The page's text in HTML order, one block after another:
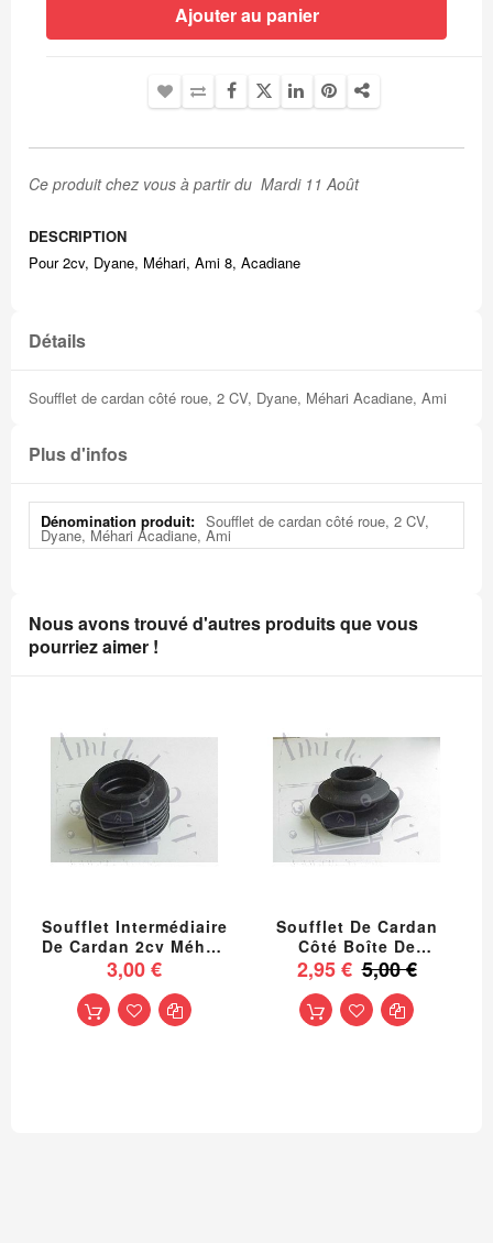
Ajouter au panier
Ce produit chez vous à partir du Mardi 11 Août
DESCRIPTION
Pour 2cv, Dyane, Méhari, Ami 8, Acadiane
Détails
Soufflet de cardan côté roue, 2 CV, Dyane, Méhari Acadiane, Ami
Plus d'infos
Plus
d'infos
Soufflet de cardan côté roue, 2 CV,
Dyane, Méhari Acadiane, Ami
Nous avons trouvé d'autres produits que vous
pourriez aimer !
Soufflet Intermédiaire
De Cardan 2cv Méhari
Dyane Acadiane Ami
Montage De 1949 À
1990
3,00 €
Soufflet De Cardan
Côté Boîte De
Vitesse, 2 CV Méhari
Dyane AMi 8
Acadiane
2,95 € 5,00 €